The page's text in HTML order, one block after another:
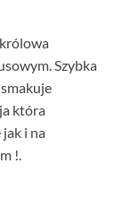
Szybka
która
i na
!.